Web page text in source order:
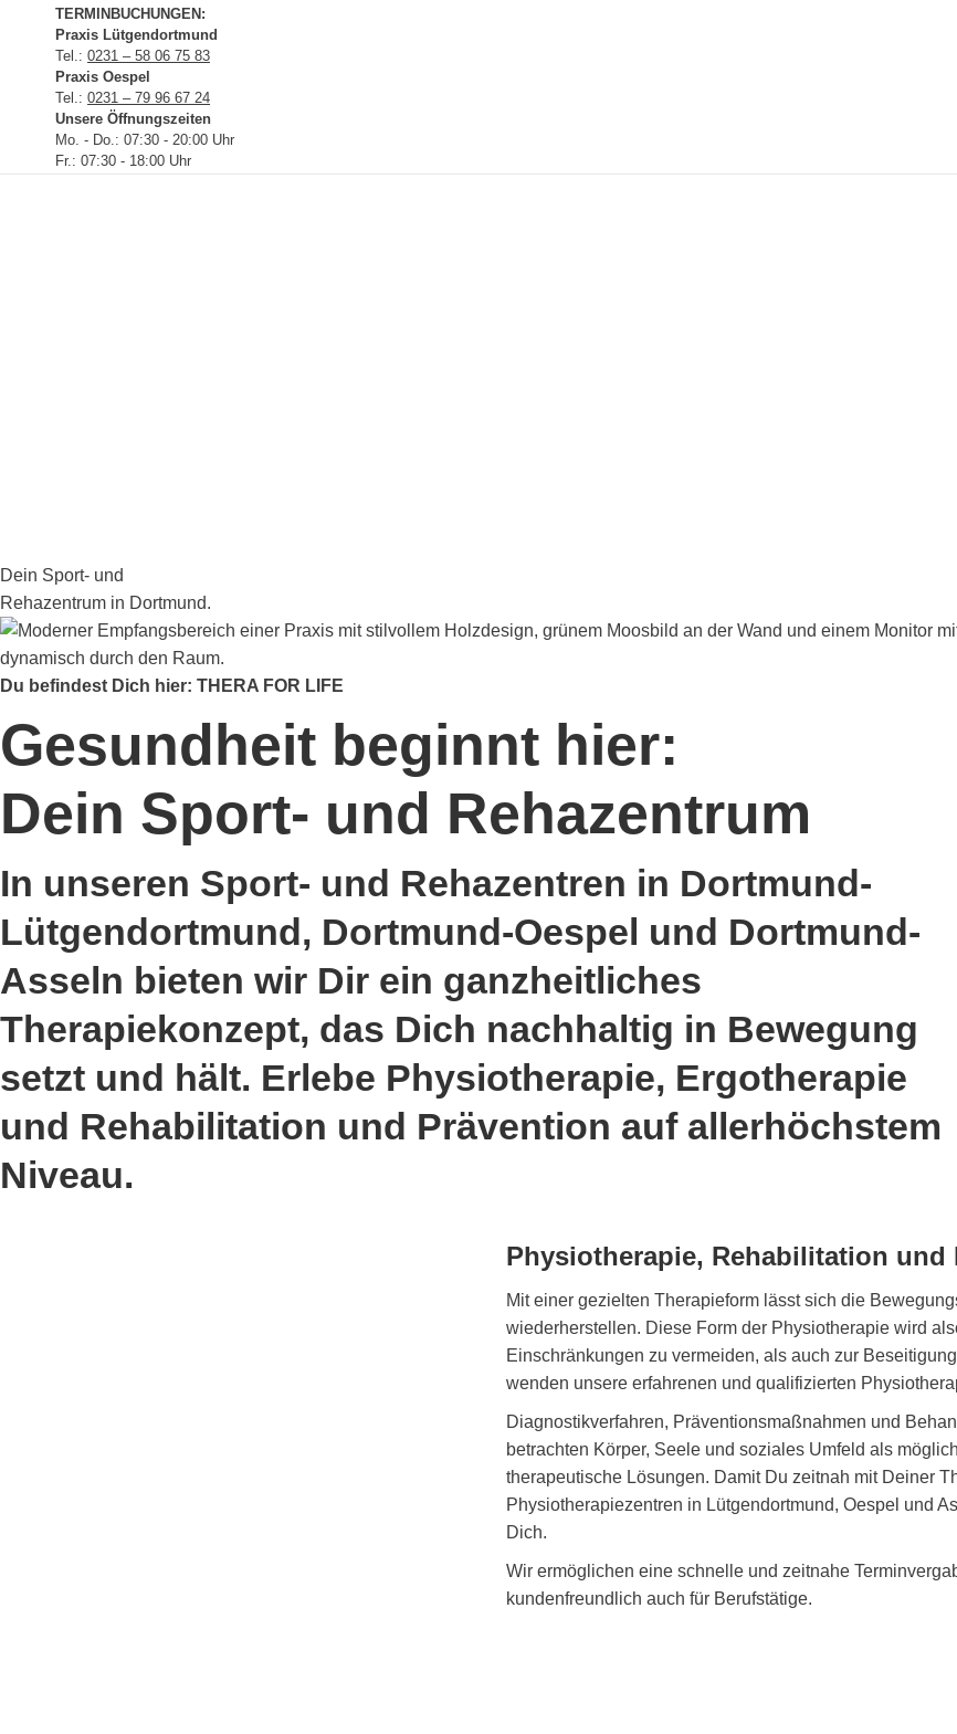
TERMINBUCHUNGEN:
Praxis Lütgendortmund
Tel.: 0231 – 58 06 75 83
Praxis Oespel
Tel.: 0231 – 79 96 67 24
Unsere Öffnungszeiten
Mo. - Do.: 07:30 - 20:00 Uhr
Fr.: 07:30 - 18:00 Uhr
Dein Sport- und
Rehazentrum in Dortmund.
Du befindest Dich hier: THERA FOR LIFE
Gesundheit beginnt hier:
Dein Sport- und Rehazentrum
In unseren Sport- und Rehazentren in Dortmund-
Lütgendortmund, Dortmund-Oespel und Dortmund-
Asseln bieten wir Dir ein ganzheitliches
Therapiekonzept, das Dich nachhaltig in Bewegung
setzt und hält. Erlebe Physiotherapie, Ergotherapie
und Rehabilitation und Prävention auf allerhöchstem
Niveau.
Physiotherapie, Rehabilitation und
Mit einer gezielten Therapieform lässt sich die
wiederherstellen. Diese Form der Physiotherapie wird
Einschränkungen zu vermeiden, als auch zur
wenden unsere erfahrenen und qualifizierten
Diagnostikverfahren, Präventionsmaßnahmen und
betrachten Körper, Seele und soziales Umfeld als
therapeutische Lösungen. Damit Du zeitnah mit Deiner
Physiotherapiezentren in Lütgendortmund, Oespel und
Dich.
Wir ermöglichen eine schnelle und zeitnahe
kundenfreundlich auch für Berufstätige.